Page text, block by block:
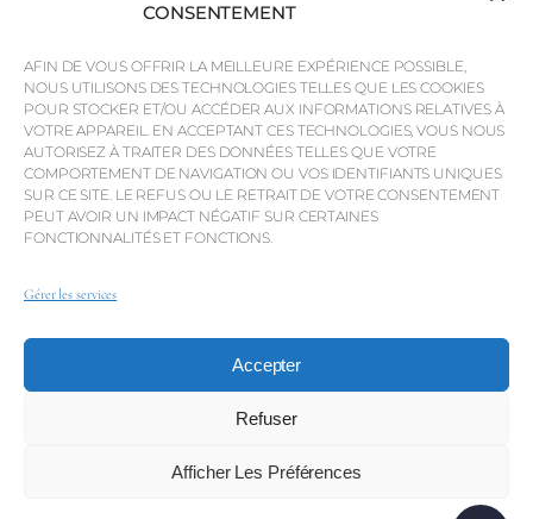
CONSENTEMENT
AFIN DE VOUS OFFRIR LA MEILLEURE EXPÉRIENCE POSSIBLE,
NOUS UTILISONS DES TECHNOLOGIES TELLES QUE LES COOKIES
POUR STOCKER ET/OU ACCÉDER AUX INFORMATIONS RELATIVES À
VOTRE APPAREIL. EN ACCEPTANT CES TECHNOLOGIES, VOUS NOUS
AUTORISEZ À TRAITER DES DONNÉES TELLES QUE VOTRE
COMPORTEMENT DE NAVIGATION OU VOS IDENTIFIANTS UNIQUES
SUR CE SITE. LE REFUS OU LE RETRAIT DE VOTRE CONSENTEMENT
PEUT AVOIR UN IMPACT NÉGATIF SUR CERTAINES
FONCTIONNALITÉS ET FONCTIONS.
Gérer les services
Accepter
Refuser
Afficher Les Préférences
Pourquoi QP Savills ?
Actualités et événements
Cartes de la région
Communauté
Carrières
Tous droits réservés 2026.
Politique de confidentialitéMentions légales
Conditions généralesCanal de dénonciation
© QP Savills – Mills & Mills Lda. Tous droits réservés. Licence